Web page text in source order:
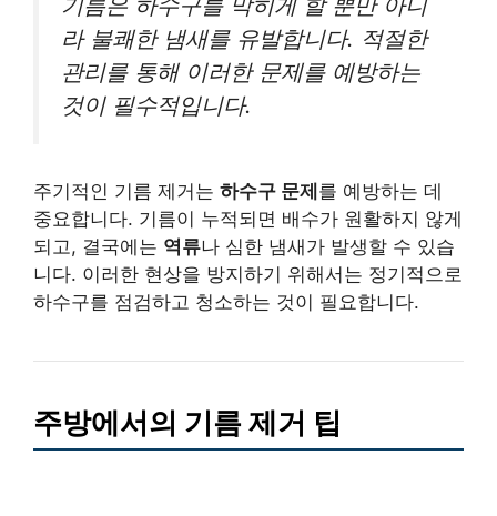
라 불쾌한 냄새를 유발합니다. 적절한
관리를 통해 이러한 문제를 예방하는
것이 필수적입니다.
주기적인 기름 제거는 하수구 문제 를 예방하는 데
중요합니다. 기름이 누적되면 배수가 원활하지 않게
되고, 결국에는 역류나 심한 냄새가 발생할 수 있습
니다. 이러한 현상을 방지하기 위해서는 정기적으로
하수구를 점검하고 청소하는 것이 필요합니다.
주방에서의 기름 제거 팁